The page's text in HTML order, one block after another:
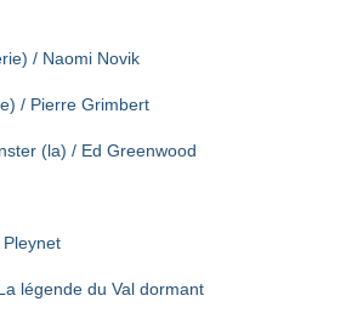
/ Naomi Novik
/ Pierre Grimbert
(la) / Ed Greenwood
légende du Val dormant